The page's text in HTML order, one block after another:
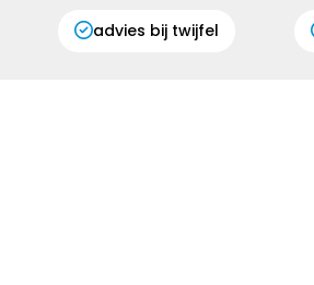
advies bij twijfel